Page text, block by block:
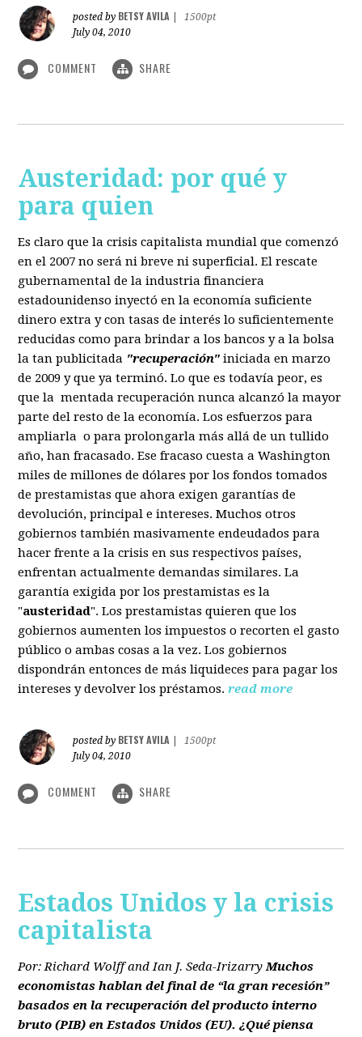
posted by BETSY AVILA
1500pt
July 04, 2010
COMMENT SHARE
Austeridad: por qué y
para quien
Es claro que la crisis capitalista mundial que comenzó
en el 2007 no será ni breve ni superficial. El rescate
gubernamental de la industria financiera
estadounidenso inyectó en la economía suficiente
dinero extra y con tasas de interés lo suficientemente
reducidas como para brindar a los bancos y a la bolsa
la tan publicitada "recuperación" iniciada en marzo
de 2009 y que ya terminó. Lo que es todavía peor, es
que la mentada recuperación nunca alcanzó la mayor
parte del resto de la economía. Los esfuerzos para
ampliarla o para prolongarla más allá de un tullido
año, han fracasado. Ese fracaso cuesta a Washington
miles de millones de dólares por los fondos tomados
de prestamistas que ahora exigen garantías de
devolución, principal e intereses. Muchos otros
gobiernos también masivamente endeudados para
hacer frente a la crisis en sus respectivos países,
enfrentan actualmente demandas similares. La
garantía exigida por los prestamistas es la
"austeridad". Los prestamistas quieren que los
gobiernos aumenten los impuestos o recorten el gasto
público o ambas cosas a la vez. Los gobiernos
dispondrán entonces de más liquideces para pagar los
intereses y devolver los préstamos. read more
posted by BETSY AVILA
1500pt
July 04, 2010
COMMENT SHARE
Estados Unidos y la crisis
capitalista
Por: Richard Wolff and Ian J. Seda-Irizarry Muchos
economistas hablan del final de “la gran recesión”
basados en la recuperación del producto interno
bruto(PIB)en Estados Unidos(EU). ¿Qué piensa